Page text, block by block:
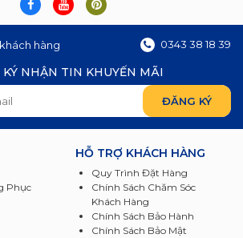
hàng 0343 38 18 39
NHẬN TIN KHUYẾN MÃI
Phục
HỖ TRỢ KHÁCH HÀNG
Quy Trình Đặt Hàng
Chính Sách Chăm Sóc
Khách Hàng
Chính Sách Bảo Hành
Chính Sách Bảo Mật